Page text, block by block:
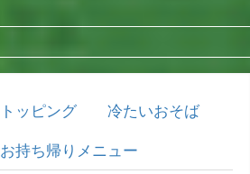
トッピング
冷たいおそば
お持ち帰りメニュー